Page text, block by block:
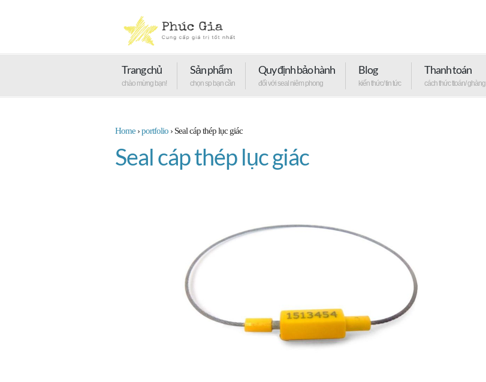
Trang chủ
chào mừng bạn!
Sản phẩm
chọn sp bạn cần
Quy định bảo hành
đối với seal niêm phong
Blog
kiến thức/ tin tức
Thanh toán
cách thức ttoán/ ghàng
Home ›portfolio › Seal cáp thép lục giác
Seal cáp thép lục giác